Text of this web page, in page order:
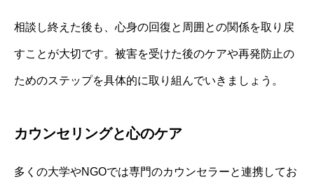
相談し終えた後も、心身の回復と周囲との関係を取り戻
すことが大切です。被害を受けた後のケアや再発防止の
ためのステップを具体的に取り組んでいきましょう。
カウンセリングと心のケア
多くの大学やNGOでは専門のカウンセラーと連携してお